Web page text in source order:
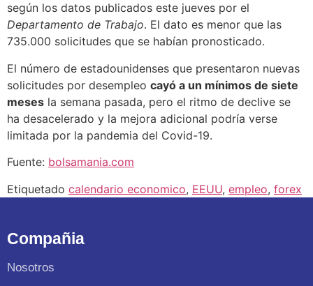
según los datos publicados este jueves por el
Departamento de Trabajo. El dato es menor que las
735.000 solicitudes que se habían pronosticado.
El número de estadounidenses que presentaron nuevas
solicitudes por desempleo cayó a un mínimos de siete
meses la semana pasada, pero el ritmo de declive se
ha desacelerado y la mejora adicional podría verse
limitada por la pandemia del Covid-19.
Fuente: bolsamania.com
Etiquetado calendario economico, EEUU, empleo, forex
Compañia
Nosotros